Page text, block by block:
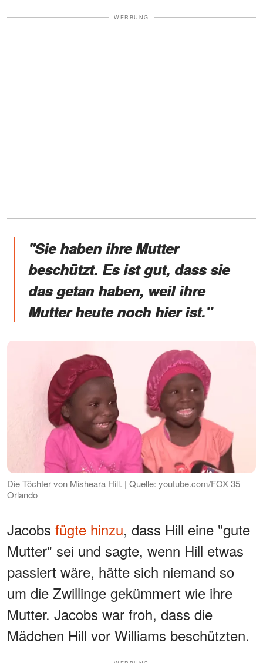
WERBUNG
"Sie haben ihre Mutter
beschützt. Es ist gut, dass sie
das getan haben, weil ihre
Mutter heute noch hier ist."
Die Töchter von Misheara Hill. | Quelle: youtube.com/FOX 35
Orlando
Jacobs fügte hinzu, dass Hill eine "gute
Mutter" sei und sagte, wenn Hill etwas
passiert wäre, hätte sich niemand so
um die Zwillinge gekümmert wie ihre
Mutter. Jacobs war froh, dass die
Mädchen Hill vor Williams beschützten.